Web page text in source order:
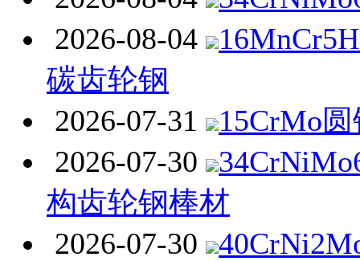
2026-08-04
碳齿轮钢
2026-07-31
15CrMo
2026-07-30
构齿轮钢棒材
2026-07-30